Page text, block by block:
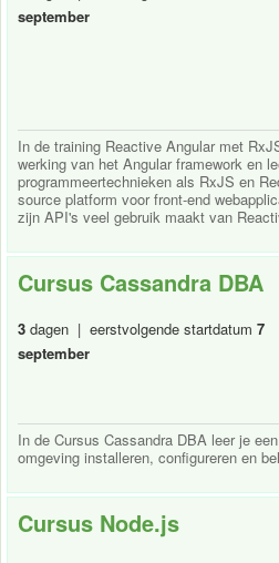
september
In de training Reactive Angular met
werking van het Angular framework en
programmeertechnieken als RxJS en
source platform voor front-end
zijn API's veel gebruik maakt van
Cursus Cassandra DBA
3 dagen | eerstvolgende startdatum 7
september
In de Cursus Cassandra DBA leer je
omgeving installeren, configureren en
Cursus Node.js